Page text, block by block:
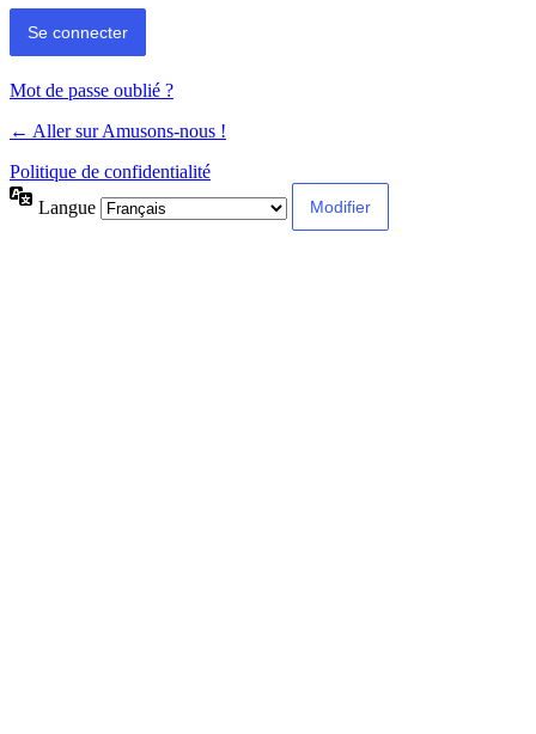
Mot de passe oublié ?
← Aller sur Amusons-nous !
Politique de confidentialité
Langue